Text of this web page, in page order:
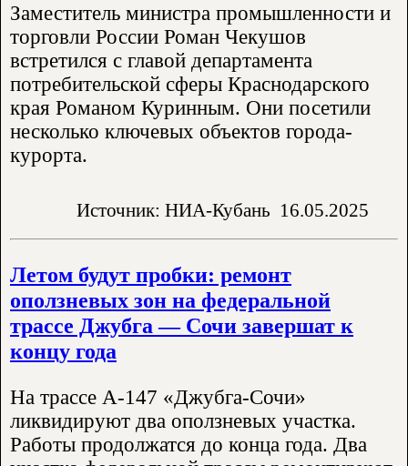
Заместитель министра промышленности и
торговли России Роман Чекушов
встретился с главой департамента
потребительской сферы Краснодарского
края Романом Куринным. Они посетили
несколько ключевых объектов города-
курорта.
Источник: НИА-Кубань 16.05.2025
Летом будут пробки: ремонт
оползневых зон на федеральной
трассе Джубга — Сочи завершат к
концу года
На трассе А-147 «Джубга-Сочи»
ликвидируют два оползневых участка.
Работы продолжатся до конца года. Два